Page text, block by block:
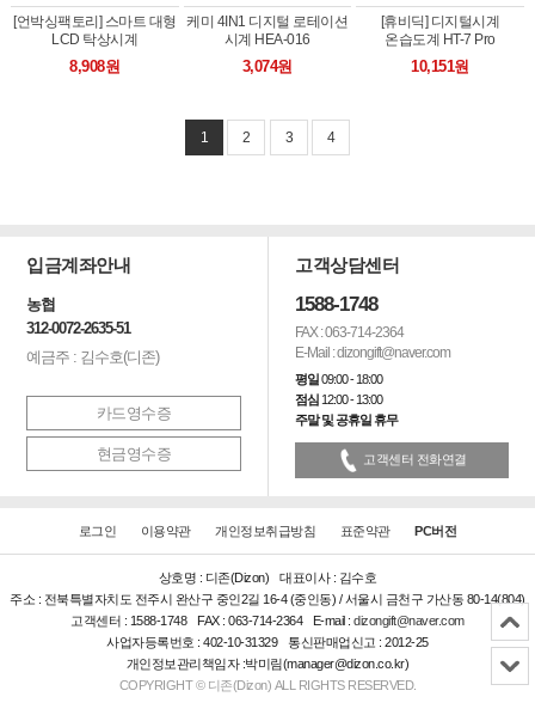
[언박싱팩토리] 스마트 대형
LCD 탁상시계
8,908원
케미 4IN1 디지털 로테이션
시계 HEA-016
3,074원
[휴비딕] 디지털시계
온습도계 HT-7 Pro
10,151원
1 2 3 4
입금계좌안내
농협
312-0072-2635-51
예금주 : 김수호(디존)
카드영수증
현금영수증
고객상담센터
1588-1748
FAX : 063-714-2364
E-Mail : dizongift@naver.com
평일09:00 - 18:00
점심 12:00 - 13:00
주말 및 공휴일 휴무
고객센터 전화연결
로그인 이용약관 개인정보취급방침 표준약관 PC버전
상호명 : 디존(Dizon)
대표이사 : 김수호
주소 : 전북특별자치도 전주시 완산구 중인2길 16-4 (중인동) / 서울시 금천구 가산동 80-14(804)
고객센터 : 1588-1748
FAX : 063-714-2364 E-mail :dizongift@naver.com
사업자등록번호 : 402-10-31329
통신판매업신고 : 2012-25
개인정보관리책임자 :박미림(manager@dizon.co.kr)
COPYRIGHT © 디존(Dizon) ALL RIGHTS RESERVED.